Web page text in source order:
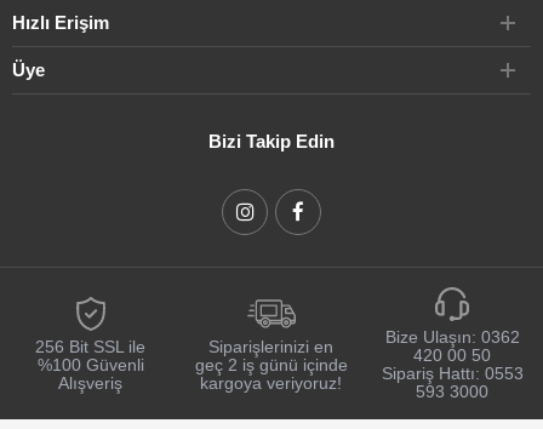
Hızlı Erişim
Üye
Bizi Takip Edin
256 Bit SSL ile
%100 Güvenli
Alışveriş
Siparişlerinizi en
geç 2 iş günü içinde
kargoya veriyoruz!
Bize Ulaşın: 0362
420 00 50
Sipariş Hattı: 0553
593 3000